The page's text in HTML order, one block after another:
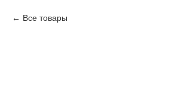
Все товары